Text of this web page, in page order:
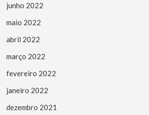
junho 2022
maio 2022
abril 2022
março 2022
fevereiro 2022
janeiro 2022
dezembro 2021